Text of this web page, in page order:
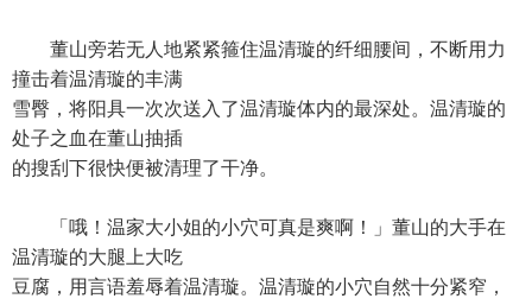
董山旁若无人地紧紧箍住温清璇的纤细腰间，不断用力
撞击着温清璇的丰满
雪臀，将阳具一次次送入了温清璇体内的最深处。温清璇的
处子之血在董山抽插
的搜刮下很快便被清理了干净。
「哦！温家大小姐的小穴可真是爽啊！」董山的大手在
温清璇的大腿上大吃
豆腐，用言语羞辱着温清璇。温清璇的小穴自然十分紧窄，